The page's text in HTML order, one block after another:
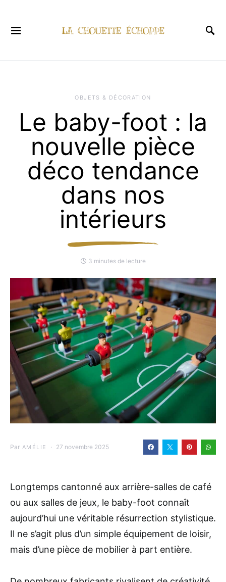
OBJETS & DÉCORATION
Le baby-foot : la
nouvelle pièce
déco tendance
dans nos
intérieurs
3 minutes de lecture
Par AMÉLIE 27 novembre 2025
Longtemps cantonné aux arrière-salles de café
ou aux salles de jeux, le baby-foot connaît
aujourd’hui une véritable résurrection stylistique.
Il ne s’agit plus d’un simple équipement de loisir,
mais d’une pièce de mobilier à part entière.